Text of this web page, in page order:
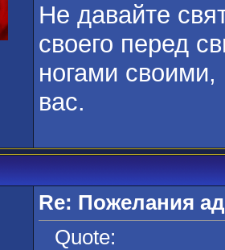
Не давайте
своего перед
ногами
вас.
Re: Пожелания
Quote: